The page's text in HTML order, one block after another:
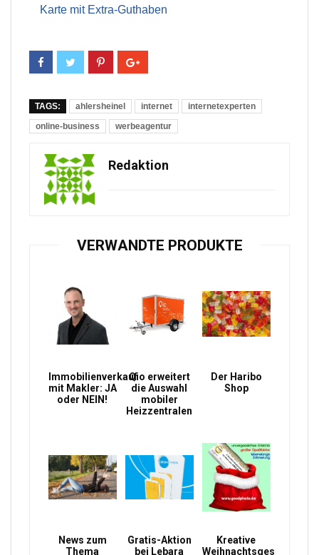
Karte mit Extra-Guthaben
TAGS: ahlersheinel internet
internetexperten
online-business
werbeagentur
Redaktion
VERWANDTE PRODUKTE
Immobilienverkauf
mit Makler: JA
oder NEIN!
Qio erweitert
die Auswahl
mobiler
Heizzentralen
Der Haribo
Shop
News zum
Thema
Gratis-Aktion
bei Lebara
Kreative
Weihnachtsgeschenke